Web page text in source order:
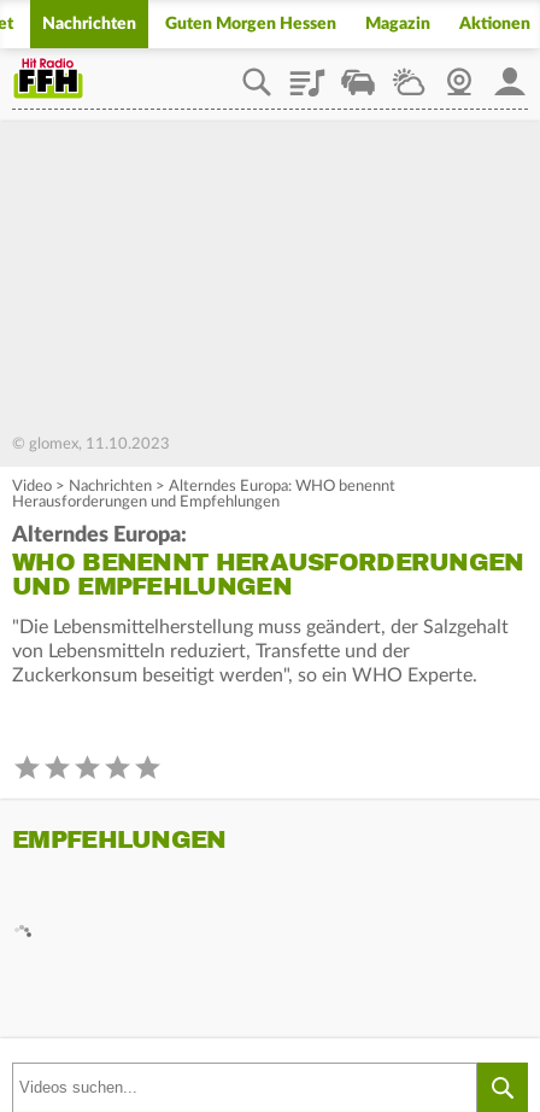
Nachrichten Guten Morgen Hessen Magazin Aktionen
PlaylistStaupilotWetterWebcam
© glomex, 11.10.2023
Video > Nachrichten > Alterndes Europa: WHO benennt
Herausforderungen und Empfehlungen
Alterndes Europa:
WHO BENENNT HERAUSFORDERUNGEN
UND EMPFEHLUNGEN
"Die Lebensmittelherstellung muss geändert, der Salzgehalt
von Lebensmitteln reduziert, Transfette und der
Zuckerkonsum beseitigt werden", so ein WHO Experte.
EMPFEHLUNGEN